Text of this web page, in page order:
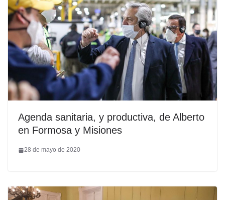
Agenda sanitaria, y productiva, de Alberto
en Formosa y Misiones
28 de mayo de 2020